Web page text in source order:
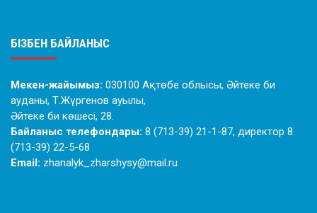
БІЗБЕН БАЙЛАНЫС
Мекен-жайымыз: 030100 Ақтөбе облысы, Әйтеке би
ауданы, Т.Жүргенов ауылы,
Әйтеке би көшесі, 28.
Байланыс телефондары: 8 (713-39) 21-1-87, директор 8
(713-39) 22-5-68
Email: zhanalyk_zharshysy@mail.ru